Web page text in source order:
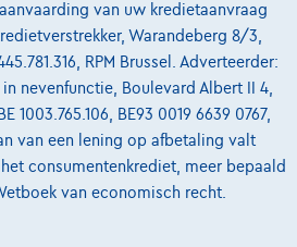
Automaat 120 kW ( 163 PK )
met een laatste
€6.877,78
van uw kredietaanvraag
Warandeberg 8/3,
RPM Brussel. Adverteerder:
nevenfunctie, Boulevard Albert II 4,
1003.765.106, BE93 0019 6639 0767,
van een lening op afbetaling valt
consumentenkrediet, meer bepaald
van economisch recht.